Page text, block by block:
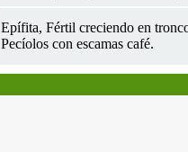
Epífita, Fértil creciendo en
Pecíolos con escamas café.